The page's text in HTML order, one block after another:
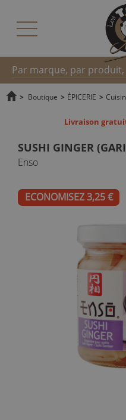
Recherche
> Boutique > ÉPICERIE >
Livraison
SUSHI GINGER
Enso
ECONOMISEZ 3,25 €